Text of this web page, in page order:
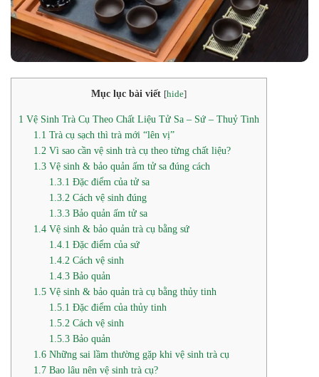
Mục lục bài viết [hide]
1 Vệ Sinh Trà Cụ Theo Chất Liệu Tử Sa – Sứ – Thuỷ Tinh
1.1 Trà cụ sạch thì trà mới “lên vị”
1.2 Vì sao cần vệ sinh trà cụ theo từng chất liệu?
1.3 Vệ sinh & bảo quản ấm tử sa đúng cách
1.3.1 Đặc điểm của tử sa
1.3.2Cách vệ sinh đúng
1.3.3Bảo quản ấm tử sa
1.4 Vệ sinh & bảo quản trà cụ bằng sứ
1.4.1 Đặc điểm của sứ
1.4.2Cách vệ sinh
1.4.3Bảo quản
1.5 Vệ sinh & bảo quản trà cụ bằng thủy tinh
1.5.1 Đặc điểm của thủy tinh
1.5.2Cách vệ sinh
1.5.3Bảo quản
1.6 Những sai lầm thường gặp khi vệ sinh trà cụ
1.7 Bao lâu nên vệ sinh trà cụ?